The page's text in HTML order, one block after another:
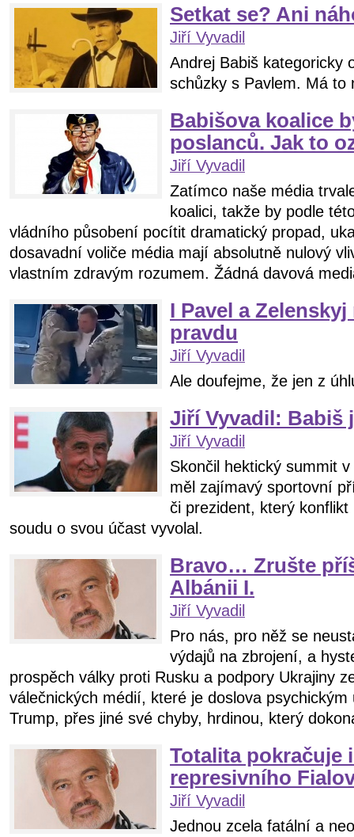
Setkat se? Ani
Jiří Vyvadil
Andrej Babiš kategoricky
schůzky s Pavlem. Má to
Babišova koalice
poslanců. Jak to
Jiří Vyvadil
Zatímco naše média
koalici, takže by podle
vládního působení pocítit dramatický propad,
dosavadní voliče média mají absolutně nulový
vlastním zdravým rozumem. Žádná davová
I Pavel a
pravdu
Jiří Vyvadil
Ale doufejme, že jen z
Jiří Vyvadil: Babiš
Jiří Vyvadil
Skončil hektický summit
měl zajímavý sportovní
či prezident, který
soudu o svou účast vyvolal.
Bravo… Zrušte
Albánii I.
Jiří Vyvadil
Pro nás, pro něž se
výdajů na zbrojení, a
prospěch války proti Rusku a podpory Ukrajiny
válečnických médií, které je doslova
Trump, přes jiné své chyby, hrdinou, který
Totalita pokračuje
represivního
Jiří Vyvadil
Jednou zcela fatální a